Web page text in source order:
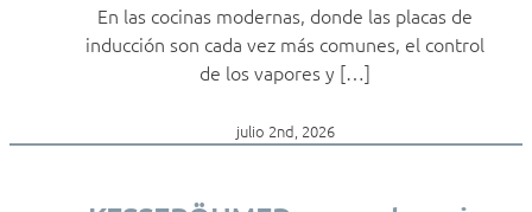
En las cocinas modernas, donde las placas de
inducción son cada vez más comunes, el control
de los vapores y […]
julio 2nd, 2026